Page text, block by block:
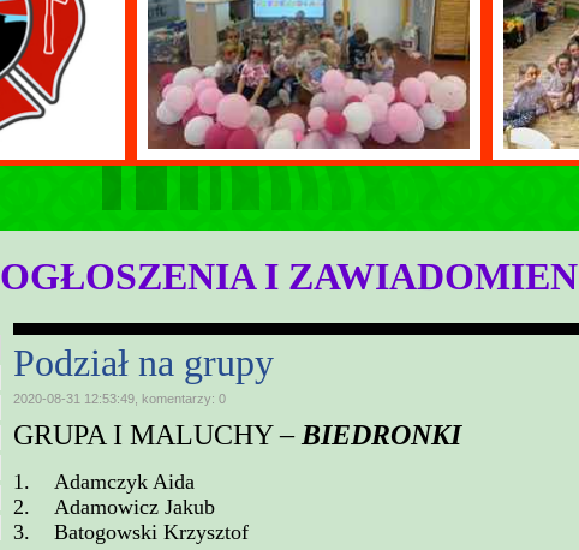
OGŁOSZENIA I
Podział na grupy
2020-08-31 12:53:49, komentarzy: 0
GRUPA I MALUCHY – BIEDRONKI
1.
Adamczyk Aida
2.
Adamowicz Jakub
3.
Batogowski Krzysztof